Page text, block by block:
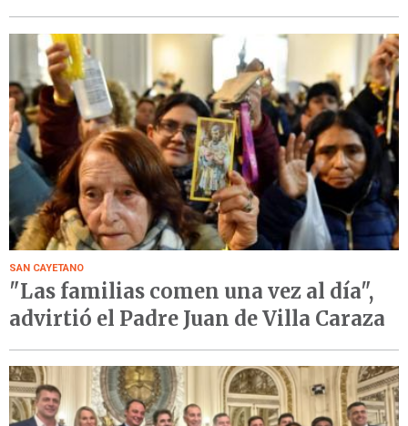
SAN CAYETANO
"Las familias comen una vez al día",
advirtió el Padre Juan de Villa Caraza